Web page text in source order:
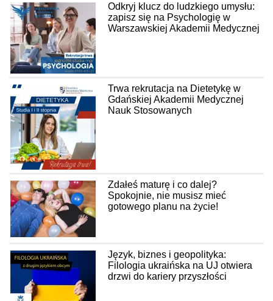
Odkryj klucz do ludzkiego umysłu:
zapisz się na Psychologię w
Warszawskiej Akademii Medycznej
Trwa rekrutacja na Dietetykę w
Gdańskiej Akademii Medycznej
Nauk Stosowanych
Zdałeś maturę i co dalej?
Spokojnie, nie musisz mieć
gotowego planu na życie!
Język, biznes i geopolityka:
Filologia ukraińska na UJ otwiera
drzwi do kariery przyszłości